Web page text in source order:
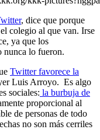
, dice que porque
colegio al que van. Irse
ya que los
nunca lo fueron.
Twitter favorece la
Luis Arroyo. Es algo
sociales: la burbuja de
proporcional al
de personas de todo
no son más cerriles